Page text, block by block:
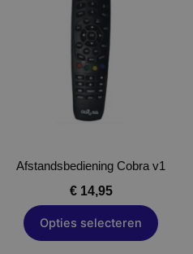
Afstandsbediening Cobra v1
€14,95
Opties selecteren
heeft
meerdere
variaties.
Deze
optie
kan
op
de
productpagina